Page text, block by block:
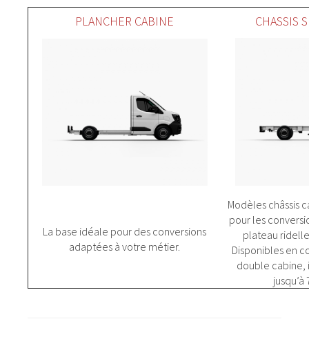
PLANCHER CABINE CHASSIS
La base idéale pour des conversions
adaptées à votre métier.
Modèles châssis
pour les
plateau
Disponibles en
double cabine,